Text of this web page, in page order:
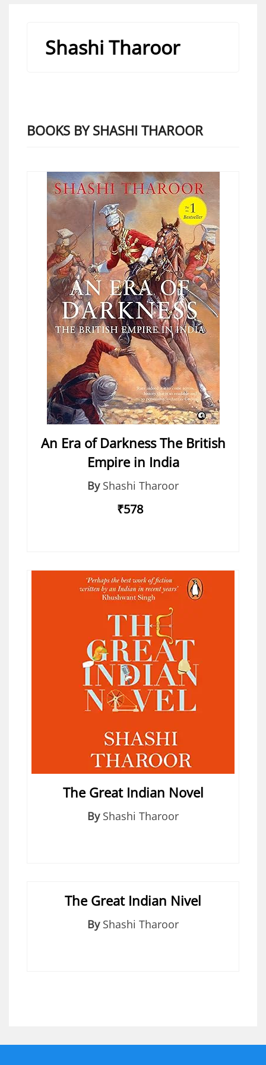
Shashi Tharoor
BOOKS BY SHASHI THAROOR
An Era of Darkness The British
Empire in India
By Shashi Tharoor
₹578
The Great Indian Novel
By Shashi Tharoor
The Great Indian Nivel
By Shashi Tharoor